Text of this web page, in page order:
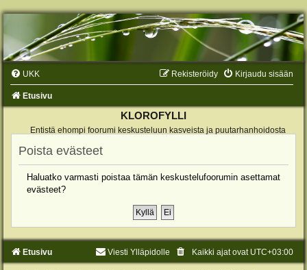
UKK Kirjaudu sisään
Rekisteröidy
Etusivu
KLOROFYLLI
Entistä ehompi foorumi keskusteluun kasveista ja puutarhanhoidosta
Poista evästeet
Haluatko varmasti poistaa tämän keskustelufoorumin asettamat
evästeet?
Etusivu Kaikki ajat ovat UTC+03:00
Viesti Ylläpidolle